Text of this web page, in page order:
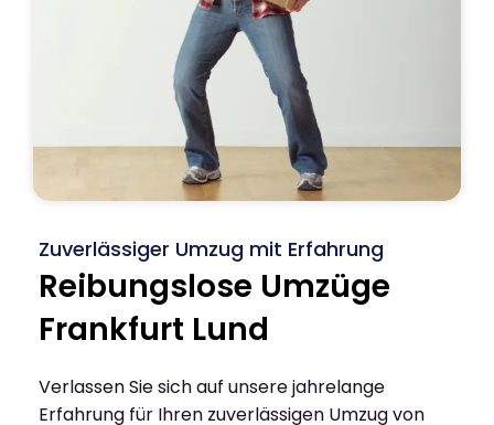
Zuverlässiger Umzug mit Erfahrung
Reibungslose Umzüge
Frankfurt Lund
Verlassen Sie sich auf unsere jahrelange
Erfahrung für Ihren zuverlässigen Umzug von